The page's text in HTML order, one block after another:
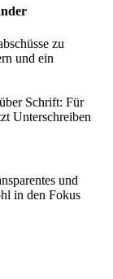
zu
und ein
und
in den Fokus